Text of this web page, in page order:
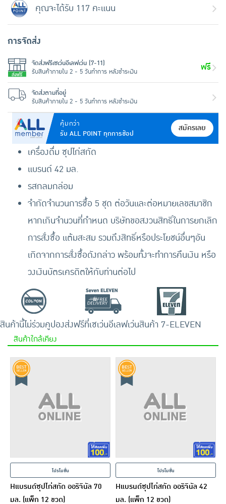
คุ้มกว่า
รับ ALL POINT ทุกการช้อป
สมัครเลย
เครื่องดื่ม ซุปไก่สกัด
แบรนด์ 42 มล.
รสกลมกล่อม
จำกัดจำนวนการซื้อ 5 ชุด ต่อวันและต่อหมายเลขสมาชิก
หากเกินจำนวนที่กำหนด บริษัทขอสงวนสิทธิ์ในการยกเลิก
การสั่งซื้อ แต้มสะสม รวมถึงสิทธิ์หรือประโยชน์อื่นๆอัน
เกิดจากการสั่งซื้อดังกล่าว พร้อมทั้งจะทำการคืนเงิน หรือ
วงเงินบัตรเครดิตให้กับท่านต่อไป
คุณจะได้รับ 117 คะแนน
การจัดส่ง
จัดส่งฟรีเซเว่นอีเลฟเว่น (7-11)
รับสินค้าภายใน 2 - 5 วันทำการ หลังชำระเงิน
ฟรี
จัดส่งตามที่อยู่
รับสินค้าภายใน 2 - 5 วันทำการ หลังชำระเงิน
สินค้านี้ไม่ร่วมคูปองส่งฟรีที่เซเว่นอีเลฟเว่นสินค้า 7-ELEVEN
สินค้าใกล้เคียง
โปรโมชั่น
Hแบรนด์ซุปไก่สกัด ออริจินัล 70
มล. (แพ็ก 12 ขวด)
โปรโมชั่น
Hแบรนด์ซุปไก่สกัด ออริจินัล 42
มล. (แพ็ก 12 ขวด)